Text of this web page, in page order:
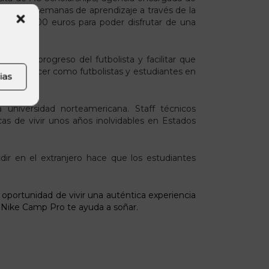
dos semanas de aprendizaje a través de la
en 3.000 euros para poder disfrutar de una
en el progreso del futbolista y facilitar que
de crecer como futbolistas y estudiantes en
norteamericana. Staff técnicos
de vivir unos años inolvidables en Estados
en el extranjero hace que los estudiantes
de vivir una auténtica experiencia
Camp Pro te ayuda a soñar.